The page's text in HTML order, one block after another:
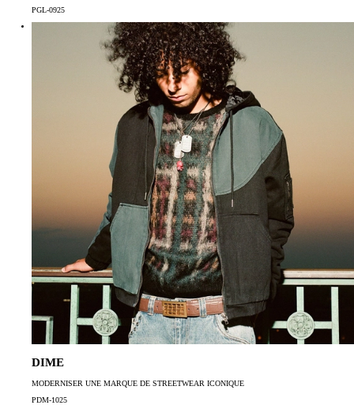
PGL-0925
DIME
MODERNISER UNE MARQUE DE STREETWEAR ICONIQUE
PDM-1025